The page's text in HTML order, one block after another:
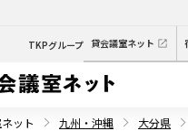
TKPグループ 貸会議室ネット
ット 九州・沖縄 大分県